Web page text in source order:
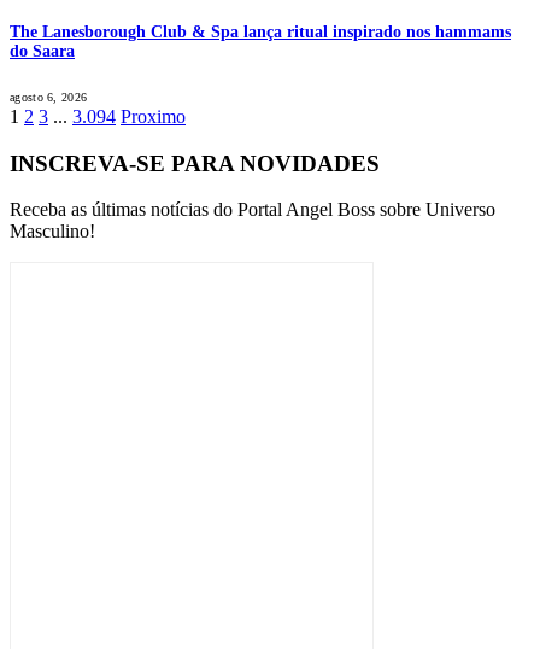
The Lanesborough Club & Spa lança ritual inspirado nos hammams
do Saara
agosto 6, 2026
1 2 3 ... 3.094 Proximo
INSCREVA-SE PARA NOVIDADES
Receba as últimas notícias do Portal Angel Boss sobre Universo
Masculino!